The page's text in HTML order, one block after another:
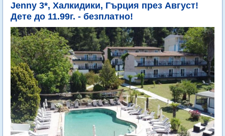
Jenny 3*, Халкидики, Гърция през Август!
Дете до 11.99г. - безплатно!